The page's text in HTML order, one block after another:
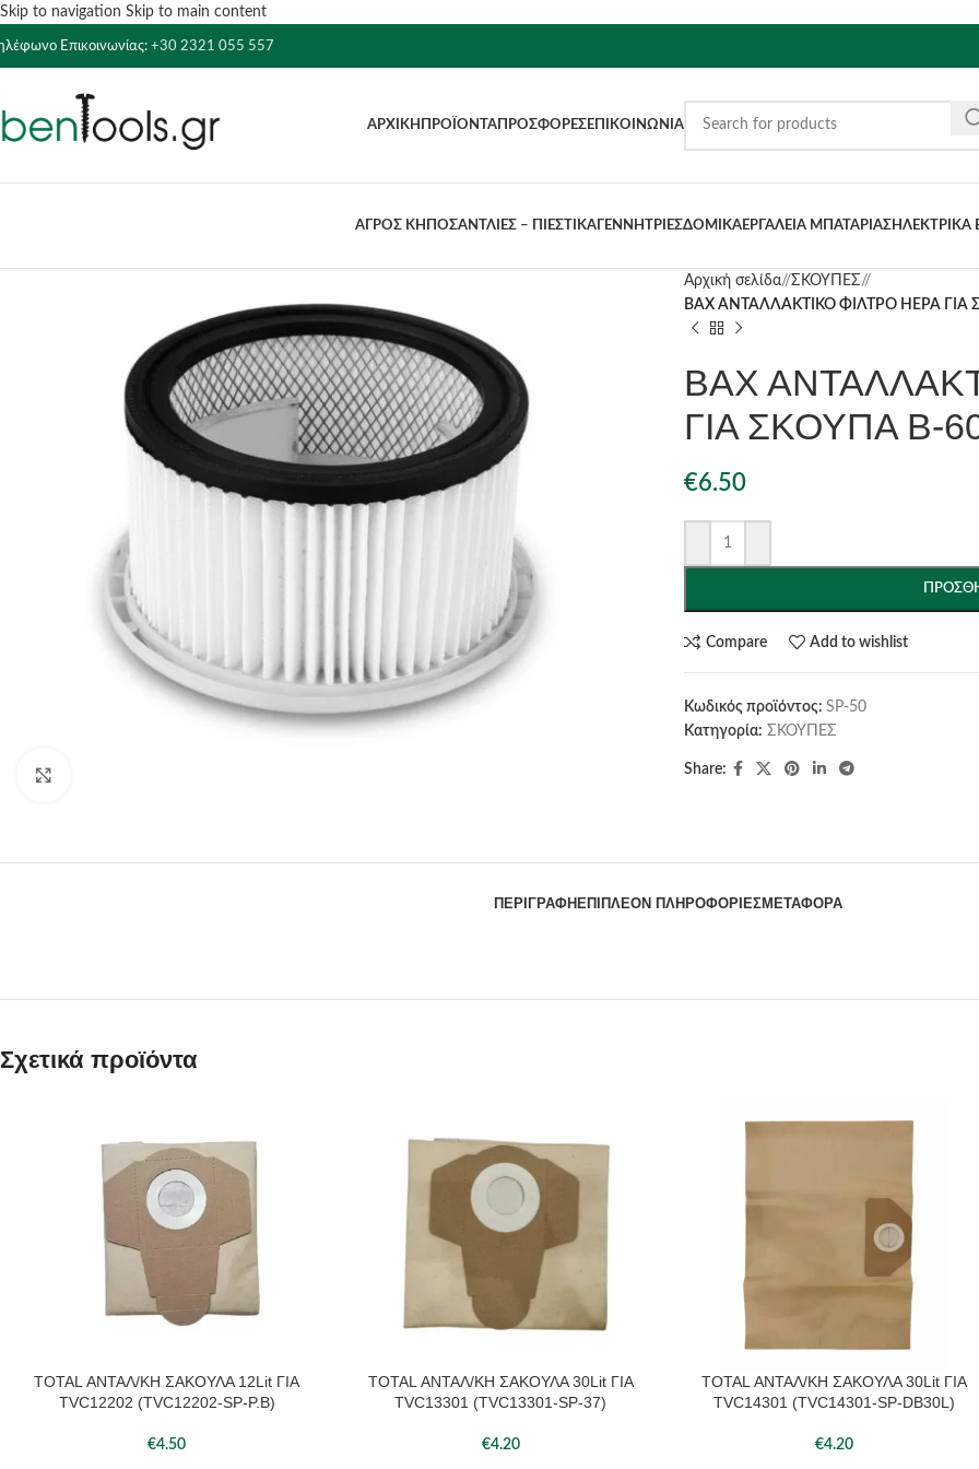
Skip to navigation Skip to main content
Επικοινωνίας: +30 2321 055 557
ΑΡΧΙΚΉ ΠΡΟΪΌΝΤΑ ΠΡΟΣΦΟΡΈΣΕΠΙΚΟΙΝΩΝΊΑ
ΑΓΡΟΣ ΚΗΠΟΣΑΝΤΛΙΕΣ – ΠΙΕΣΤΙΚΑ ΓΕΝΝΗΤΡΙΕΣΔΟΜΙΚΑΕΡΓΑΛΕΙΑ ΜΠΑΤΑΡΙΑΣΗΛΕΚΤΡΙΚΑ
Αρχική σελίδα/ ΣΚΟΥΠΕΣ/
ΒΑΧ ΑΝΤΑΛΛΑΚΤΙΚΟ ΦΙΛΤΡΟ HEPA ΓΙΑ
ΒΑΧ
ΓΙΑ ΣΚΟΥΠΑ B-
€6.50
Compare Add to wishlist
Κωδικός προϊόντος: SP-50
Κατηγορία: ΣΚΟΥΠΕΣ
Share:
ΠΕΡΙΓΡΑΦΉ ΕΠΙΠΛΈΟΝ ΠΛΗΡΟΦΟΡΊΕΣΜΕΤΑΦΟΡΆ
Σχετικά προϊόντα
ΠΡΟΣΘΉΚΗ ΣΤΟ ΚΑΛΆΘΙ
TOTAL ΑΝΤΑΛ/ΚΗ ΣΑΚΟΥΛΑ 12Lit ΓΙΑ
TVC12202 (TVC12202-SP-P.B)
€4.50
ΠΡΟΣΘΉΚΗ ΣΤΟ ΚΑΛΆΘΙ
TOTAL ΑΝΤΑΛ/ΚΗ ΣΑΚΟΥΛΑ 30Lit ΓΙΑ
TVC13301 (TVC13301-SP-37)
€4.20
ΠΡΟΣΘΉΚΗ ΣΤΟ ΚΑΛΆΘΙ
TOTAL ΑΝΤΑΛ/ΚΗ ΣΑΚΟΥΛΑ 30Lit ΓΙΑ
TVC14301 (TVC14301-SP-DB30L)
€4.20